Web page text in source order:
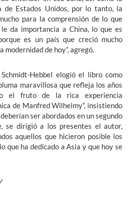
de Estados Unidos, por lo tanto, la
para la comprensión de lo que
da importancia a China, lo que es
es un país que creció mucho
modernidad de hoy”, agregó.
Hebbel elogió el libro como
maravillosa que refleja los años
el fruto de la rica experiencia
de Manfred Wilhelmy”, insistiendo
ser abordados en un segundo
se dirigió a los presentes el autor,
aquellos que hicieron posible los
que ha dedicado a Asia y que hoy se